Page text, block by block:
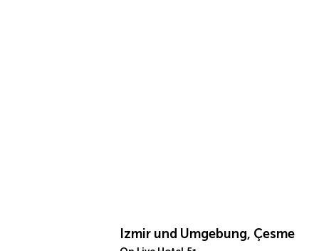
Izmir und Umgebung, Çesme